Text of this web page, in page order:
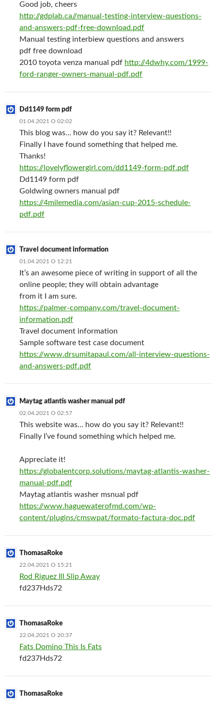
Good job, cheers
http://gdplab.ca//manual-testing-interview-questions-
and-answers-pdf-free-download.pdf
Manual testing interbiew questions and answers
pdf free download
2010 toyota venza manual pdf http://4dwhy.com/1999-
ford-ranger-owners-manual-pdf.pdf
Dd1149 form pdf
01.04.2021 О 02:02
This blog was… how do you say it? Relevant!!
Finally I have found something that helped me.
Thanks!
https://lovelyflowergirl.com/dd1149-form-pdf.pdf
Dd1149 form pdf
Goldwing owners manual pdf
https://4milemedia.com/asian-cup-2015-schedule-
pdf.pdf
Travel document information
01.04.2021 О 12:21
It’s an awesome piece of writing in support of all the
online people; they will obtain advantage
from it I am sure.
https://palmer-company.com/travel-document-
information.pdf
Travel document information
Sample software test case document
https://www.drsumitapaul.com/all-interview-questions-
and-answers-pdf.pdf
Maytag atlantis washer manual pdf
02.04.2021 О 02:57
This website was… how do you say it? Relevant!!
Finally I’ve found something which helped me.
Appreciate it!
https://globalentcorp.solutions/maytag-atlantis-washer-
manual-pdf.pdf
Maytag atlantis washer msnual pdf
https://www.haguewaterofmd.com/wp-
content/plugins/cmswpat/formato-factura-doc.pdf
ThomasaRoke
22.04.2021 О 15:21
Rod Riguez Ill Slip Away
fd237Hds72
ThomasaRoke
22.04.2021 О 20:37
Fats Domino This Is Fats
fd237Hds72
ThomasaRoke